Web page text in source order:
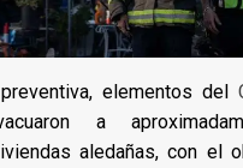
elementos del
a
aledañas, con el